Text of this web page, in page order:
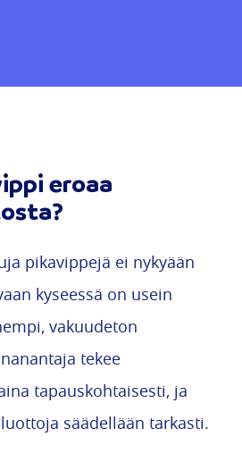
eroaa
pikavippejä ei nykyään
kyseessä on usein
vakuudeton
tekee
tapauskohtaisesti, ja
säädellään tarkasti.